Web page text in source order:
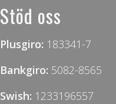
Stöd oss
Plusgiro: 183341-7
Bankgiro: 5082-8565
Swish: 1233196557